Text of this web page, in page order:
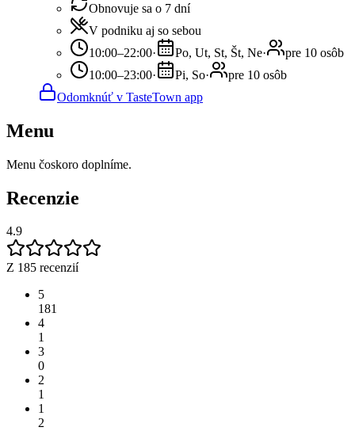
Obnovuje sa o 7 dní
V podniku aj so sebou
10:00–22:00· Po, Ut, St, Št, Ne·
pre 10 osôb
10:00–23:00· Pi, So·
pre 10 osôb
Odomknúť v TasteTown app
Menu
Menu čoskoro doplníme.
Recenzie
4.9
Z 185 recenzií
5
181
4
1
3
0
2
1
1
2